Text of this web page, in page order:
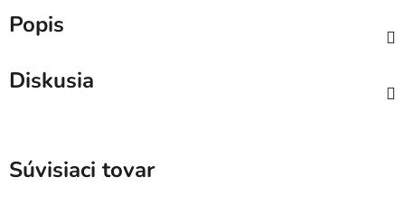
Popis
Diskusia
Súvisiaci tovar